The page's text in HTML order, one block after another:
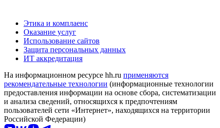
Этика и комплаенс
Оказание услуг
Использование сайтов
Защита персональных данных
ИТ аккредитация
На информационном ресурсе hh.ru применяются
рекомендательные технологии (информационные технологии
предоставления информации на основе сбора, систематизации
и анализа сведений, относящихся к предпочтениям
пользователей сети «Интернет», находящихся на территории
Российской Федерации)